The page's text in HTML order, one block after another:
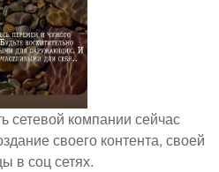
сетевой компании сейчас
своего контента, своей
в соц сетях.